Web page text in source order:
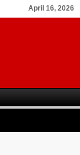
April 16, 2026
その楽しみ方